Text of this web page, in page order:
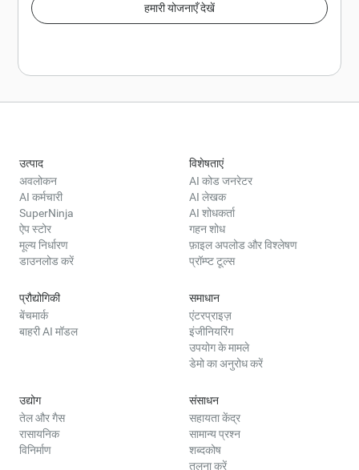
हमारी योजनाएँ देखें
उत्पाद
अवलोकन
AI कर्मचारी
SuperNinja
ऐप स्टोर
मूल्य निर्धारण
डाउनलोड करें
विशेषताएं
AI कोड जनरेटर
AI लेखक
AI शोधकर्ता
गहन शोध
फ़ाइल अपलोड और विश्लेषण
प्रॉम्प्ट टूल्स
प्रौद्योगिकी
बेंचमार्क
बाहरी AI मॉडल
समाधान
एंटरप्राइज़
इंजीनियरिंग
उपयोग के मामले
डेमो का अनुरोध करें
उद्योग
तेल और गैस
रासायनिक
विनिर्माण
संसाधन
सहायता केंद्र
सामान्य प्रश्न
शब्दकोष
तुलना करें